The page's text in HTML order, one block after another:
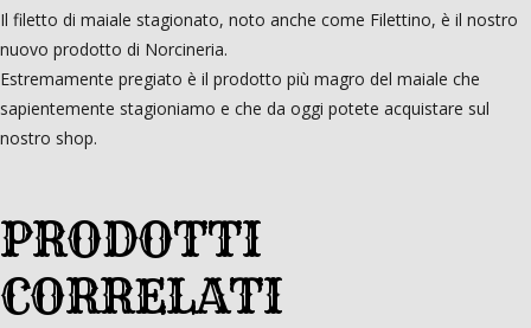
Il filetto di maiale stagionato, noto anche come Filettino, è il nostro
nuovo prodotto di Norcineria.
Estremamente pregiato è il prodotto più magro del maiale che
sapientemente stagioniamo e che da oggi potete acquistare sul
nostro shop.
PRODOTTI
CORRELATI